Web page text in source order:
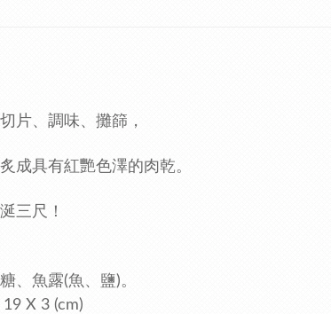
片、調味、攤篩，
成具有紅艷色澤的肉乾。
三尺！
、魚露(魚、鹽)。
X 3 (cm)